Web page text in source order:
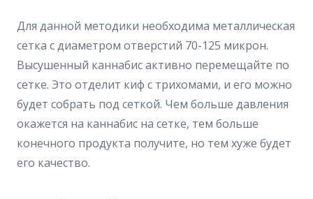
Для данной методики необходима металлическая
сетка с диаметром отверстий 70-125 микрон.
Высушенный каннабис активно перемещайте по
сетке. Это отделит киф с трихомами, и его можно
будет собрать под сеткой. Чем больше давления
окажется на каннабис на сетке, тем больше
конечного продукта получите, но тем хуже будет
его качество.